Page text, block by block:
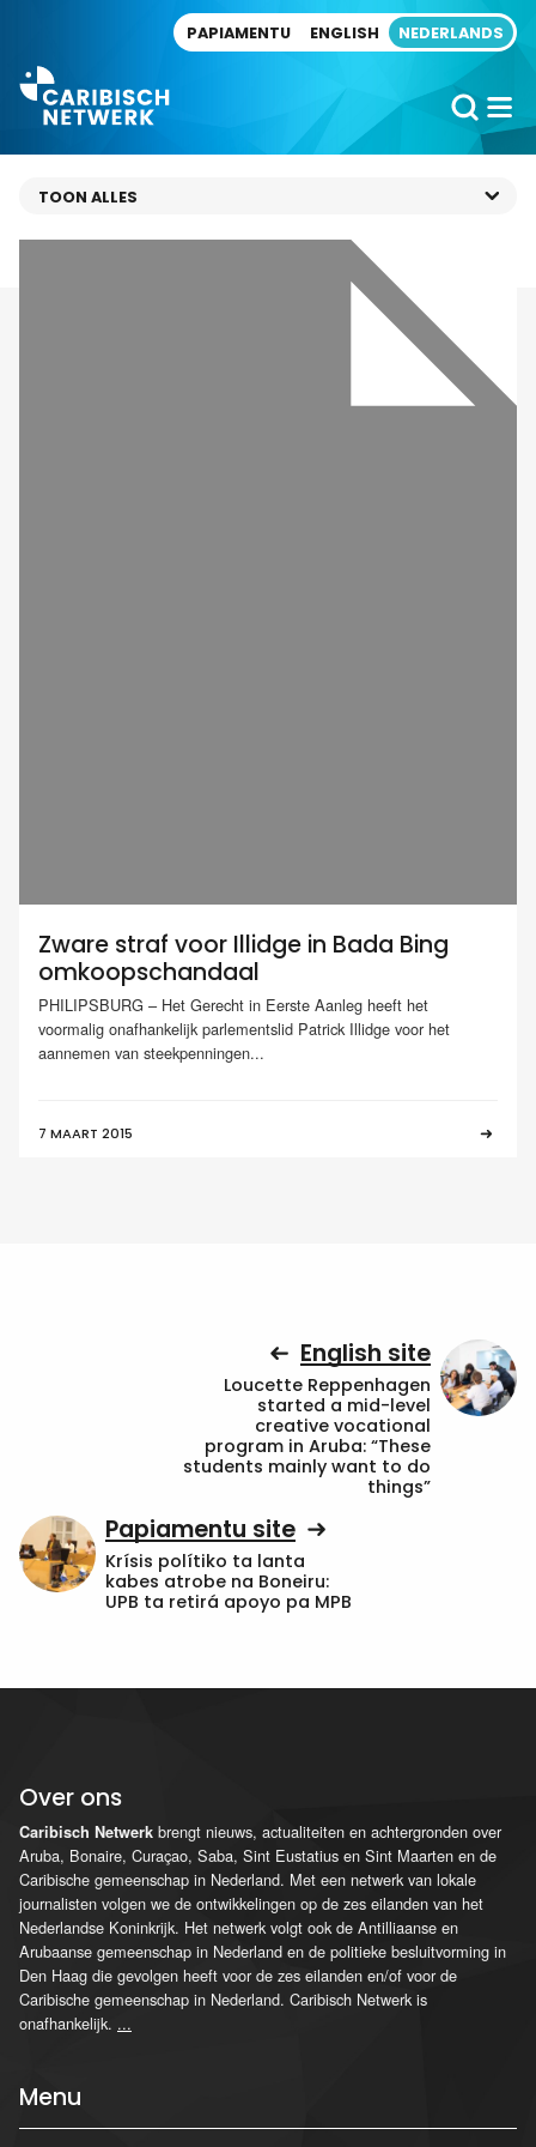
PAPIAMENTU ENGLISH NEDERLANDS
Zware straf voor Illidge in Bada Bing
omkoopschandaal
PHILIPSBURG – Het Gerecht in Eerste Aanleg heeft het
voormalig onafhankelijk parlementslid Patrick Illidge voor het
aannemen van steekpenningen...
7 MAART 2015
English site
Loucette Reppenhagen
started a mid-level
creative vocational
program in Aruba: “These
students mainly want to do
things”
Papiamentu site
Krísis polítiko ta lanta
kabes atrobe na Boneiru:
UPB ta retirá apoyo pa MPB
Over ons
Caribisch Netwerk brengt nieuws, actualiteiten en achtergronden over
Aruba, Bonaire, Curaçao, Saba, Sint Eustatius en Sint Maarten en de
Caribische gemeenschap in Nederland. Met een netwerk van lokale
journalisten volgen we de ontwikkelingen op de zes eilanden van het
Nederlandse Koninkrijk. Het netwerk volgt ook de Antilliaanse en
Arubaanse gemeenschap in Nederland en de politieke besluitvorming in
Den Haag die gevolgen heeft voor de zes eilanden en/of voor de
Caribische gemeenschap in Nederland. Caribisch Netwerk is
onafhankelijk. ...
Menu